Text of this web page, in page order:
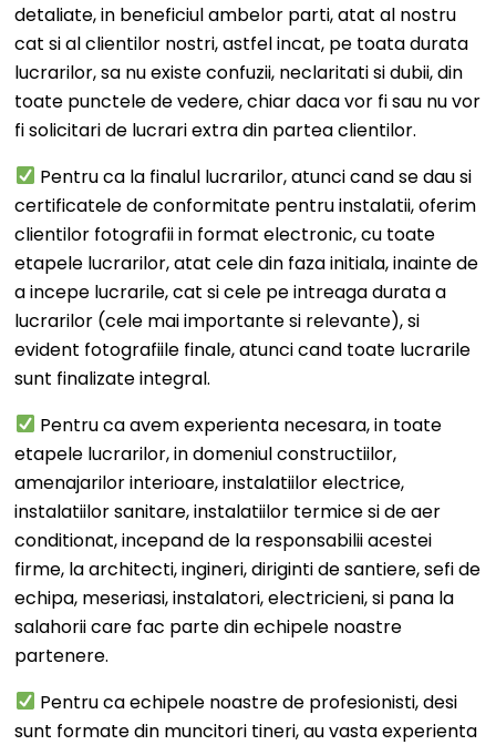
detaliate, in beneficiul ambelor parti, atat al nostru
cat si al clientilor nostri, astfel incat, pe toata durata
lucrarilor, sa nu existe confuzii, neclaritati si dubii, din
toate punctele de vedere, chiar daca vor fi sau nu vor
fi solicitari de lucrari extra din partea clientilor.
Pentru ca la finalul lucrarilor, atunci cand se dau si
certificatele de conformitate pentru instalatii, oferim
clientilor fotografii in format electronic, cu toate
etapele lucrarilor, atat cele din faza initiala, inainte de
a incepe lucrarile, cat si cele pe intreaga durata a
lucrarilor (cele mai importante si relevante), si
evident fotografiile finale, atunci cand toate lucrarile
sunt finalizate integral.
Pentru ca avem experienta necesara, in toate
etapele lucrarilor, in domeniul constructiilor,
amenajarilor interioare, instalatiilor electrice,
instalatiilor sanitare, instalatiilor termice si de aer
conditionat, incepand de la responsabilii acestei
firme, la architecti, ingineri, diriginti de santiere, sefi de
echipa, meseriasi, instalatori, electricieni, si pana la
salahorii care fac parte din echipele noastre
partenere.
Pentru ca echipele noastre de profesionisti, desi
sunt formate din muncitori tineri, au vasta experienta